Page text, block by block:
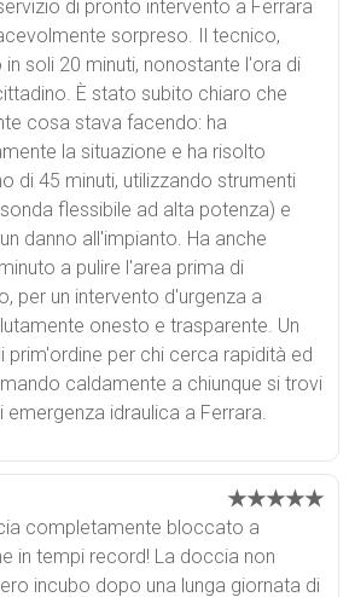
di pronto intervento a Ferrara
sorpreso. Il tecnico,
in soli 20 minuti, nonostante l'ora di
È stato subito chiaro che
cosa stava facendo: ha
la situazione e ha risolto
di 45 minuti, utilizzando strumenti
flessibile ad alta potenza) e
danno all'impianto. Ha anche
a pulire l'area prima di
per un intervento d'urgenza a
onesto e trasparente. Un
prim'ordine per chi cerca rapidità ed
caldamente a chiunque si trovi
emergenza idraulica a Ferrara.
★★★★★
completamente bloccato a
in tempi record! La doccia non
incubo dopo una lunga giornata di